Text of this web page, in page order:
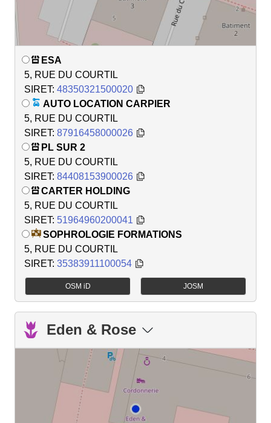
ESA
5, RUE DU COURTIL
SIRET: 48350321500020
AUTO LOCATION CARPIER
5, RUE DU COURTIL
SIRET: 87916458000026
PL SUR 2
5, RUE DU COURTIL
SIRET: 84408153900026
CARTER HOLDING
5, RUE DU COURTIL
SIRET: 51964960200041
SOPHROLOGIE FORMATIONS
5, RUE DU COURTIL
SIRET: 35383911100054
OSM iD JOSM
Eden & Rose